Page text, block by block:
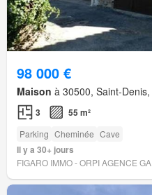
98 000 €
Maison à 30500, Saint-
3 55 m²
Parking Cheminée Cave
Il y a 30+ jours
FIGARO IMMO - ORPI AGENCE